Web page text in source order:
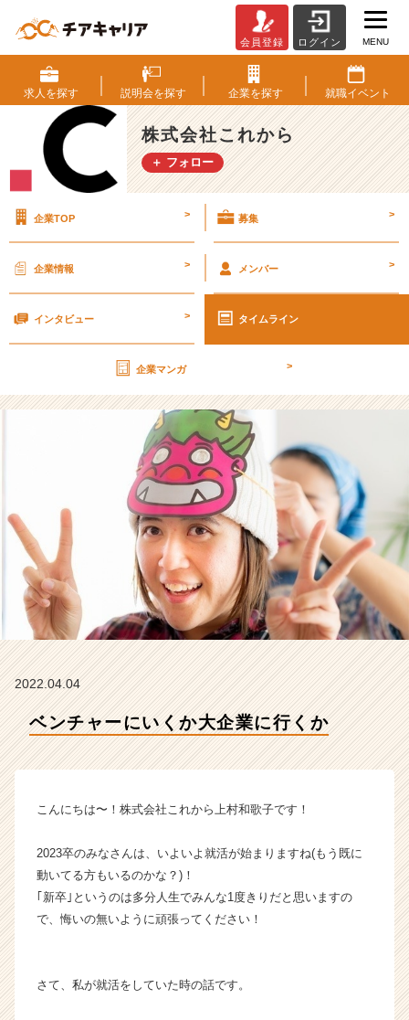
ン
チ
ャ
ー
に
い
企
行
式
会
社
こ
れ
か
の
タ
イ
ム
ラ
イ
ン】
|
ャ
ー・
業
ら
ス
カ
ウ
く
会員登録 ログイン MENU
求人を探す 説明会を探す 企業を探す 就職イベント
株式会社これから
＋ フォロー
企業TOP > 募集 >
企業情報 > メンバー >
インタビュー > タイムライン
企業マンガ >
2022.04.04
ベンチャーにいくか大企業に行くか
こんにちは〜！株式会社これから上村和歌子です！
2023卒のみなさんは、いよいよ就活が始まりますね(もう既に
動いてる方もいるのかな？)！
｢新卒｣というのは多分人生でみんな1度きりだと思いますの
で、悔いの無いように頑張ってください！
さて、私が就活をしていた時の話です。